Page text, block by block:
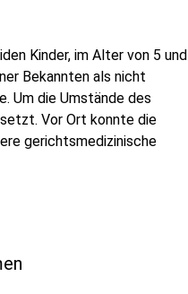
Kinder, im Alter von 5 und
Bekannten als nicht
Um die Umstände des
Vor Ort konnte die
gerichtsmedizinische